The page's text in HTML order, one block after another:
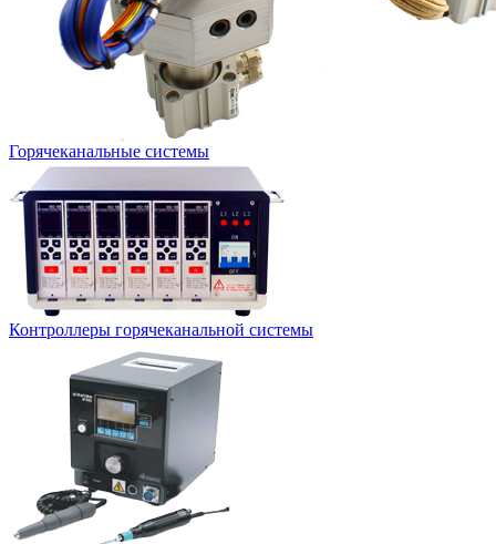
Горячеканальные системы
Контроллеры горячеканальной системы